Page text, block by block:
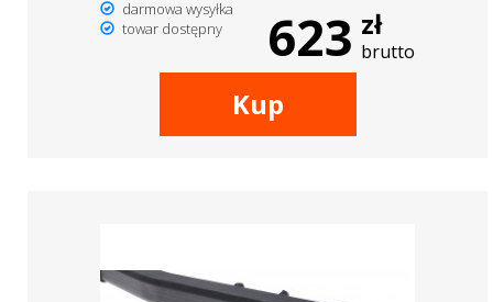
darmowa wysyłka
towar dostępny
623 zł
brutto
Kup